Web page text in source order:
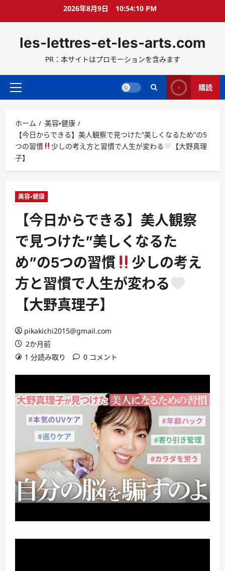
ス
ッ
2026年8月9日 10:54:11 PM
les-lettres-et-les-arts.com
PR：本サイトはプロモーションを含みます
メ
メ
ニ
ュ
ー
購読
ホーム
美容・健康
【今日からできる】美人観察で見つけた”美しくなるため”の5
つの習慣
少しの考え方と習慣で人生が変わる
【大野真理
子】
美容・健康
【今日からできる】美人観察
で見つけた”美しくなるた
め”の5つの習慣
少しの考え
方と習慣で人生が変わる
【大野真理子】
pikakichi2015@gmail.com
2か月前
1 分読み取り
0 コメント